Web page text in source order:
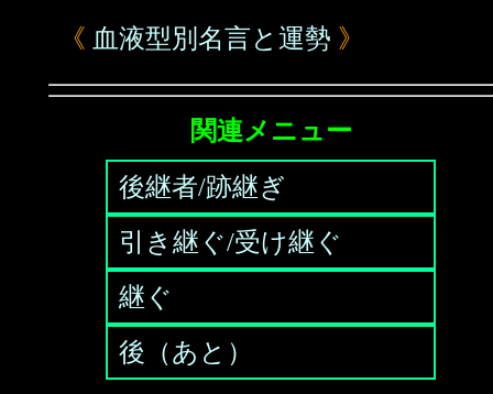
《 血液型別名言と運勢 》
関連メニュー
後継者/跡継ぎ
引き継ぐ/受け継ぐ
継ぐ
後（あと）